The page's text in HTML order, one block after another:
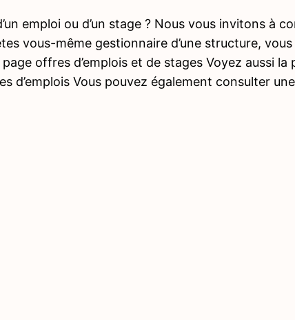
emploi ou d’un stage ? Nous vous invitons à
vous-même gestionnaire d’une structure,
offres d’emplois et de stages Voyez aussi la
d’emplois Vous pouvez également consulter